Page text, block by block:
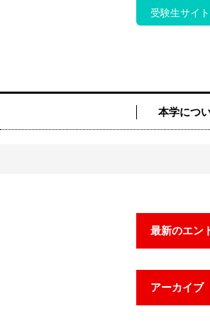
受験生サイ
本学につ
最新のエン
アーカイブ